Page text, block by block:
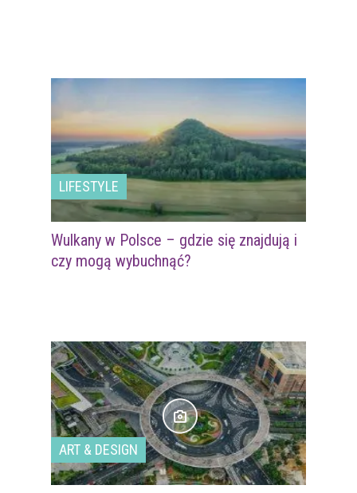
LIFESTYLE
Wulkany w Polsce – gdzie się znajdują i
czy mogą wybuchnąć?
ART & DESIGN